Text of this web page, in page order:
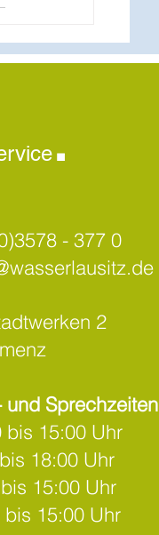
.
- 377 0
2
und Sprechzeiten
bis 15:00 Uhr
18:00 Uhr
15:00 Uhr
15:00 Uhr